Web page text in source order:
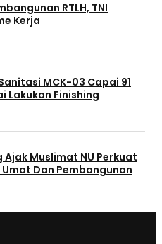
RTLH, TNI
Kerja
MCK-03 Capai 91
Lakukan Finishing
Ajak Muslimat NU Perkuat
Dan Pembangunan